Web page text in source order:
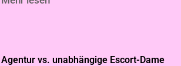
Agentur vs. unabhängige Escort-Dame